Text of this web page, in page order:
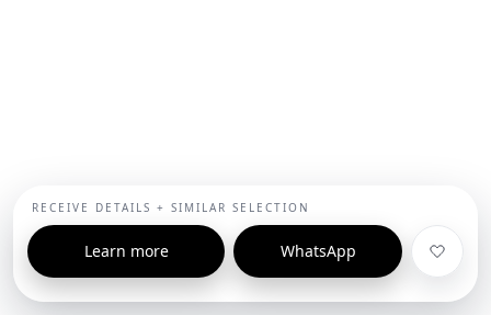
RECEIVE DETAILS + SIMILAR SELECTION
Learn more WhatsApp